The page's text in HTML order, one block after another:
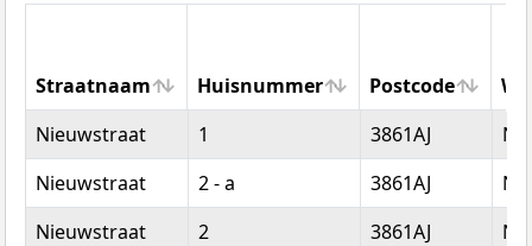
Straatnaam Huisnummer Postcode
Straatnaam
Huisnummer Postcode
Nieuwstraat 1 3861AJ
Nieuwstraat
2 - a 3861AJ
Nieuwstraat
2 3861AJ